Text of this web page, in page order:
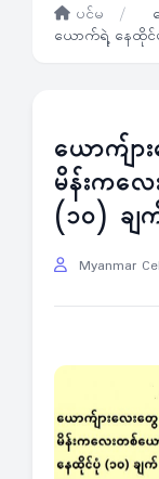
ပင်မ /
ယောက်ရဲ့ နေထိုင်
ယောက်ျာ
မိန်းကလ
(၁၀) ချ
Myanmar